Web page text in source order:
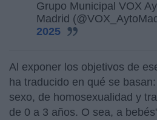
Grupo Municipal VOX
Madrid
2025
Al exponer los objetivos de
ha traducido en qué se
sexo, de homosexualidad y
de 0 a 3 años. O sea, a